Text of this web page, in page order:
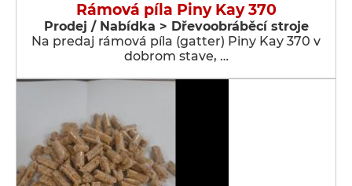
Rámová píla Piny Kay 370
Prodej / Nabídka > Dřevoobráběcí stroje
Na predaj rámová píla (gatter) Piny Kay 370 v
dobrom stave, …